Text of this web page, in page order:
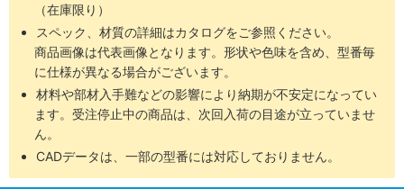
（在庫限り）
スペック、材質の詳細はカタログをご参照ください。
商品画像は代表画像となります。形状や色味を含め、型番毎
に仕様が異なる場合がございます。
材料や部材入手難などの影響により納期が不安定になってい
ます。受注停止中の商品は、次回入荷の目途が立っていませ
ん。
CADデータは、一部の型番には対応しておりません。